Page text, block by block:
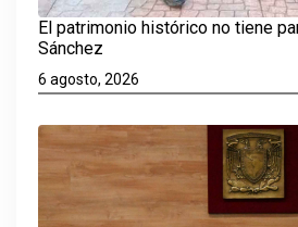
El patrimonio histórico no tiene
Sánchez
6 agosto, 2026